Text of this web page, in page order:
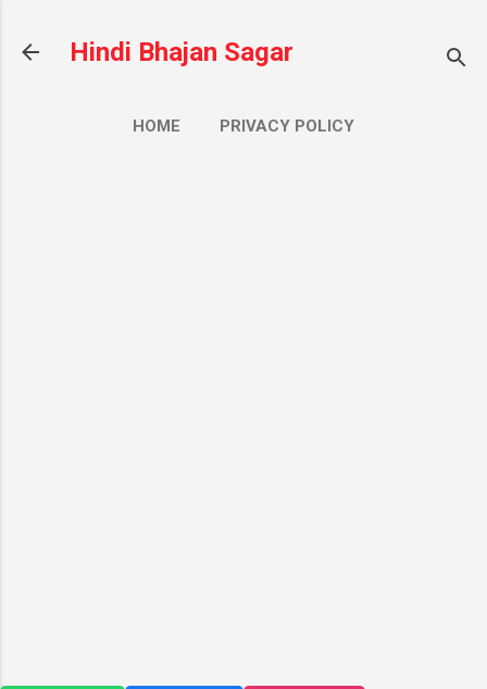
Hindi Bhajan Sagar
HOME PRIVACY POLICY